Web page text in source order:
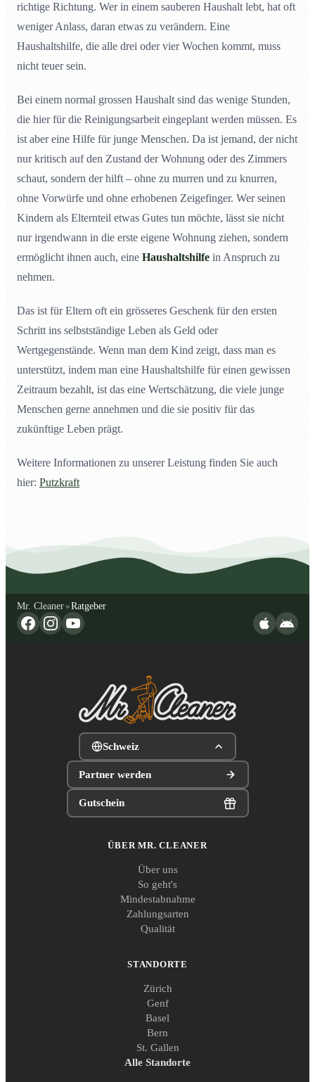
richtige Richtung. Wer in einem sauberen Haushalt lebt, hat oft
weniger Anlass, daran etwas zu verändern. Eine
Haushaltshilfe, die alle drei oder vier Wochen kommt, muss
nicht teuer sein.
Bei einem normal grossen Haushalt sind das wenige Stunden,
die hier für die Reinigungsarbeit eingeplant werden müssen. Es
ist aber eine Hilfe für junge Menschen. Da ist jemand, der nicht
nur kritisch auf den Zustand der Wohnung oder des Zimmers
schaut, sondern der hilft – ohne zu murren und zu knurren,
ohne Vorwürfe und ohne erhobenen Zeigefinger. Wer seinen
Kindern als Elternteil etwas Gutes tun möchte, lässt sie nicht
nur irgendwann in die erste eigene Wohnung ziehen, sondern
ermöglicht ihnen auch, eine Haushaltshilfe in Anspruch zu
nehmen.
Das ist für Eltern oft ein grösseres Geschenk für den ersten
Schritt ins selbstständige Leben als Geld oder
Wertgegenstände. Wenn man dem Kind zeigt, dass man es
unterstützt, indem man eine Haushaltshilfe für einen gewissen
Zeitraum bezahlt, ist das eine Wertschätzung, die viele junge
Menschen gerne annehmen und die sie positiv für das
zukünftige Leben prägt.
Weitere Informationen zu unserer Leistung finden Sie auch
hier: Putzkraft
Mr. Cleaner»Ratgeber
Schweiz
Partner werden
Gutschein
ÜBER MR. CLEANER
Über uns
So geht's
Mindestabnahme
Zahlungsarten
Qualität
STANDORTE
Zürich
Genf
Basel
Bern
St. Gallen
Alle Standorte